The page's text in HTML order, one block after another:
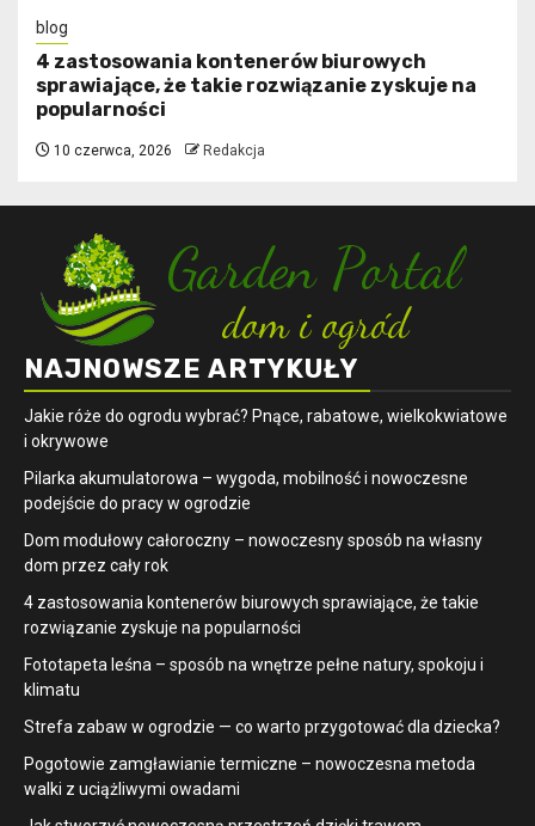
blog
4 zastosowania kontenerów biurowych
sprawiające, że takie rozwiązanie zyskuje na
popularności
10 czerwca, 2026 Redakcja
NAJNOWSZE ARTYKUŁY
Jakie róże do ogrodu wybrać? Pnące, rabatowe, wielkokwiatowe
i okrywowe
Pilarka akumulatorowa – wygoda, mobilność i nowoczesne
podejście do pracy w ogrodzie
Dom modułowy całoroczny – nowoczesny sposób na własny
dom przez cały rok
4 zastosowania kontenerów biurowych sprawiające, że takie
rozwiązanie zyskuje na popularności
​Fototapeta leśna – sposób na wnętrze pełne natury, spokoju i
klimatu
Strefa zabaw w ogrodzie — co warto przygotować dla dziecka?
Pogotowie zamgławianie termiczne – nowoczesna metoda
walki z uciążliwymi owadami